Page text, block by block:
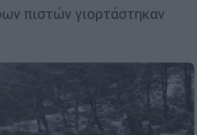
πιστών γιορτάστηκαν